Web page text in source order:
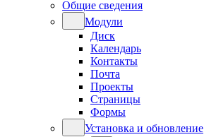
Общие сведения
Модули
Диск
Календарь
Контакты
Почта
Проекты
Страницы
Формы
Установка и обновление